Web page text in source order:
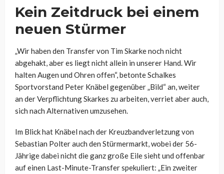
Kein Zeitdruck bei einem
neuen Stürmer
„Wir haben den Transfer von Tim Skarke noch nicht
abgehakt, aber es liegt nicht allein in unserer Hand. Wir
halten Augen und Ohren offen“, betonte Schalkes
Sportvorstand Peter Knäbel gegenüber „Bild“ an, weiter
an der Verpflichtung Skarkes zu arbeiten, verriet aber auch,
sich nach Alternativen umzusehen.
Im Blick hat Knäbel nach der Kreuzbandverletzung von
Sebastian Polter auch den Stürmermarkt, wobei der 56-
Jährige dabei nicht die ganz große Eile sieht und offenbar
auf einen Last-Minute-Transfer spekuliert: „Ein zweiter